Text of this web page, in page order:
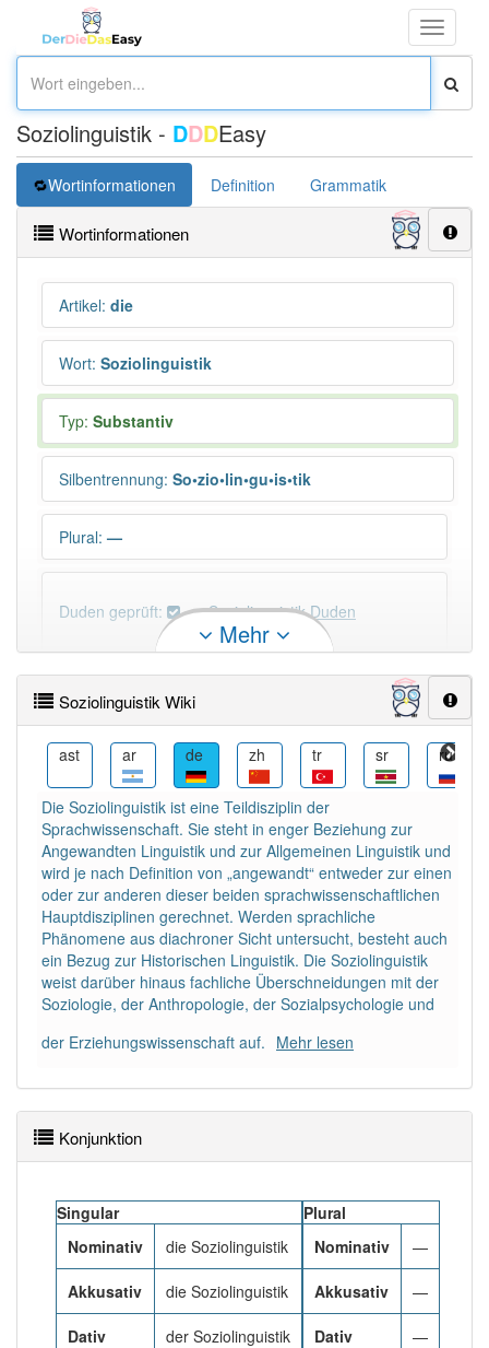
Toggle
Soziolinguistik - DDDEasy
Wortinformationen Definition Grammatik
Wortinformationen
Artikel: die
Wort: Soziolinguistik
Typ: Substantiv
Silbentrennung: So•zio•lin•gu•is•tik
Plural: —
Duden geprüft: Soziolinguistik Duden
×
Wörter, die mit "-tik" enden, haben fast immer
Artikel:die.
DER:5Ausnahmen Beispiele
DIE:720
DAS:5Ausnahmen Beispiele
PowerIndex:2
Wörter mit Endung-soziolinguistik: 1
Wörter mit Endung
anderen Artikeldie: 0
85% unserer Spielapp-Nutzer haben den Artikel
korrekt erraten.
Mehr
Soziolinguistik Wiki
ast ar de zh tr sr ru
Die Soziolinguistik ist eine Teildisziplin der
Sprachwissenschaft. Sie steht in enger Beziehung zur
Angewandten Linguistik und zur Allgemeinen Linguistik und
wird je nach Definition von „angewandt“ entweder zur einen
oder zur anderen dieser beiden sprachwissenschaftlichen
Hauptdisziplinen gerechnet. Werden sprachliche
Phänomene aus diachroner Sicht untersucht, besteht auch
ein Bezug zur Historischen Linguistik. Die Soziolinguistik
weist darüber hinaus fachliche Überschneidungen mit der
Soziologie, der Anthropologie, der Sozialpsychologie und
der Erziehungswissenschaft auf. Mehr lesen
Konjunktion
Singular
Nominativ
die Soziolinguistik
Akkusativ die Soziolinguistik
Dativ der Soziolinguistik
Plural
Nominativ
—
Akkusativ —
Dativ —